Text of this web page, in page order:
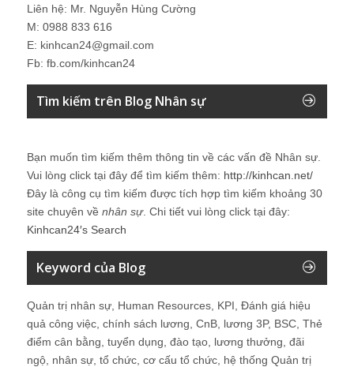
Liên hệ: Mr. Nguyễn Hùng Cường
M: 0988 833 616
E: kinhcan24@gmail.com
Fb: fb.com/kinhcan24
Tìm kiếm trên Blog Nhân sự
Bạn muốn tìm kiếm thêm thông tin về các vấn đề Nhân sự
Vui lòng click tại đây để tìm kiếm thêm: http://kinhcan.net/
Đây là công cụ tìm kiếm được tích hợp tìm kiếm khoảng 30
site chuyên về nhân sự. Chi tiết vui lòng click tại đây:
Kinhcan24′s Search
Keyword của Blog
Quản trị nhân sự, Human Resources, KPI, Đánh giá hiệu
quả công việc, chính sách lương, CnB, lương 3P, BSC, Thẻ
điểm cân bằng, tuyển dụng, đào tạo, lương thưởng, đãi
ngộ, nhân sự, tổ chức, cơ cấu tổ chức, hệ thống Quản trị